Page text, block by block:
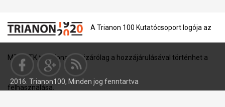
A Trianon 100 Kutatócsoport logója az
MTA BTK tulajdona, és kizárólag a hozzájárulásával történhet a
felhasználása.
2016. Trianon100, Minden jog fenntartva